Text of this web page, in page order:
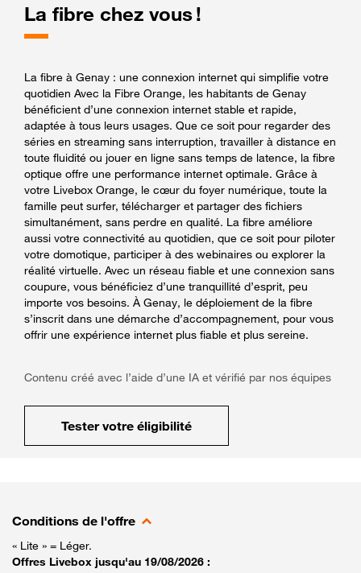
La fibre chez vous !
La fibre à Genay : une connexion internet qui simplifie votre
quotidien Avec la Fibre Orange, les habitants de Genay
bénéficient d’une connexion internet stable et rapide,
adaptée à tous leurs usages. Que ce soit pour regarder des
séries en streaming sans interruption, travailler à distance en
toute fluidité ou jouer en ligne sans temps de latence, la fibre
optique offre une performance internet optimale. Grâce à
votre Livebox Orange, le cœur du foyer numérique, toute la
famille peut surfer, télécharger et partager des fichiers
simultanément, sans perdre en qualité. La fibre améliore
aussi votre connectivité au quotidien, que ce soit pour piloter
votre domotique, participer à des webinaires ou explorer la
réalité virtuelle. Avec un réseau fiable et une connexion sans
coupure, vous bénéficiez d’une tranquillité d’esprit, peu
importe vos besoins. À Genay, le déploiement de la fibre
s’inscrit dans une démarche d’accompagnement, pour vous
offrir une expérience internet plus fiable et plus sereine.
Contenu créé avec l’aide d’une IA et vérifié par nos équipes
Tester votre éligibilité
Conditions de l'offre
« Lite » = Léger.
Offres Livebox jusqu'au 19/08/2026 :